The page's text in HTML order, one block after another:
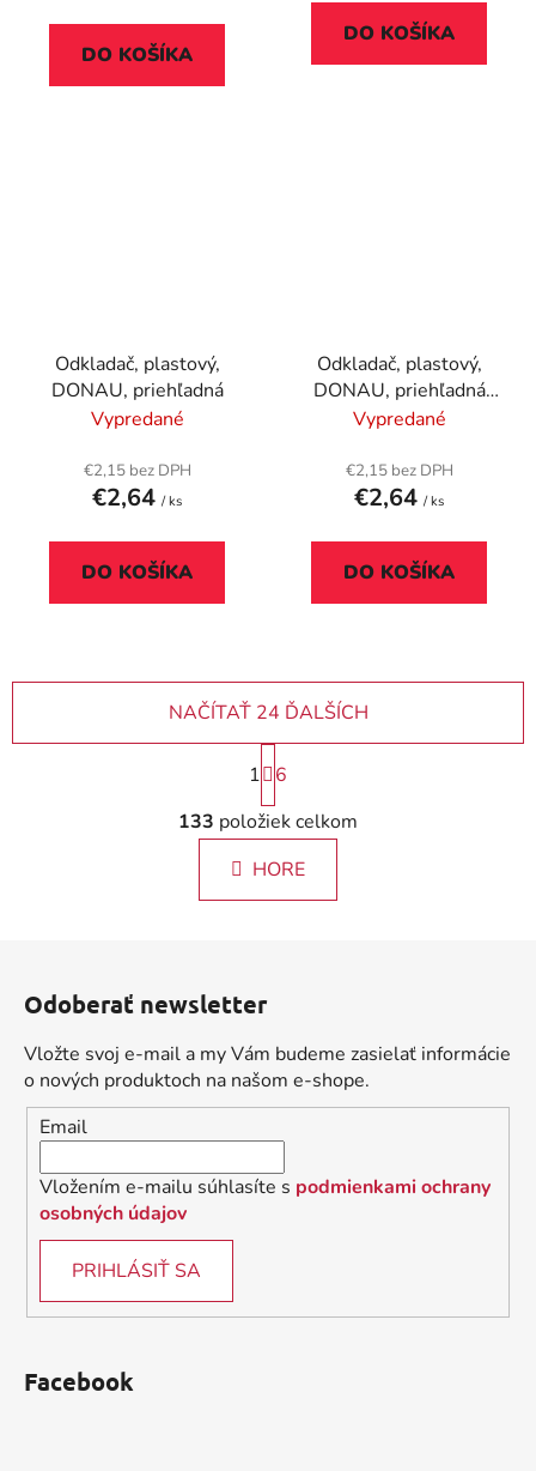
DO KOŠÍKA
DO KOŠÍKA
Odkladač, plastový,
DONAU, priehľadná
Vypredané
€2,15 bez DPH
€2,64 / ks
DO KOŠÍKA
Odkladač, plastový,
DONAU, priehľadná
červená
Vypredané
€2,15 bez DPH
€2,64 / ks
DO KOŠÍKA
O
v
l
á
d
e
p
r
v
k
y
v
ý
NAČÍTAŤ 24 ĎALŠÍCH
S
t
r
á
n
k
e
1
6
133 položiek celkom
HORE
Odoberať newsletter
Vložte svoj e-mail a my Vám budeme zasielať informácie
o nových produktoch na našom e-shope.
Email
Vložením e-mailu súhlasíte s podmienkami ochrany
osobných údajov
PRIHLÁSIŤ SA
Facebook